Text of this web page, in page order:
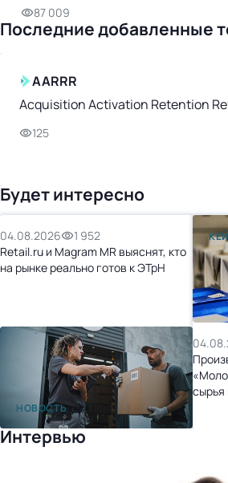
87 009
Последние добавленные
AARRR
Acquisition Activation Retention
125
Будет интересно
НОВОСТЬ
04.08.2026
1 952
Retail.ru и Magram MR выяснят, кто
на рынке реально готов к ЭТрН
сырья
Интервью